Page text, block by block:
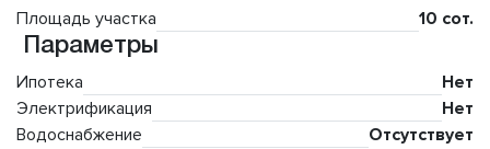
Площадь участка
10 сот.
Параметры
Ипотека
Нет
Электрификация
Нет
Водоснабжение
Отсутствует